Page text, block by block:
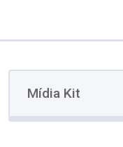
Mídia Kit